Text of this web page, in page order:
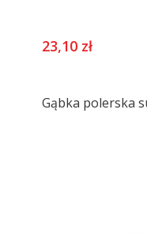
23,10 zł
Gąbka polerska